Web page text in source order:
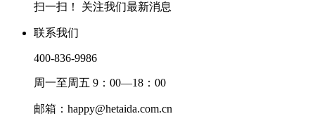
扫一扫！ 关注我们最新消息
联系我们
400-836-9986
周一至周五 9：00—18：00
邮箱：happy@hetaida.com.cn